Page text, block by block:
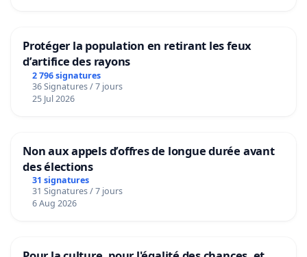
Protéger la population en retirant les feux
d’artifice des rayons
2 796 signatures
36 Signatures / 7 jours
25 Jul 2026
Non aux appels d’offres de longue durée avant
des élections
31 signatures
31 Signatures / 7 jours
6 Aug 2026